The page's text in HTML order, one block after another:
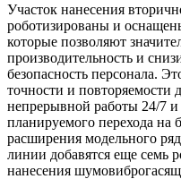
Участок нанесения
роботизированы и
которые позволяют
производительность и
безопасность персонала.
точности и повторяемости
непрерывной работы 24/7
планируемого перехода на
расширения модельного
линии добавятся еще семь
нанесения